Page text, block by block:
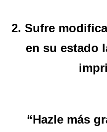
2. Sufre
en su estado
“Hazle más